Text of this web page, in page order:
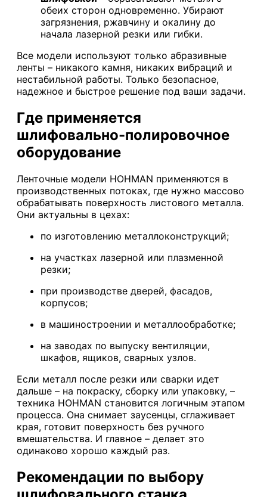
обеих сторон одновременно. Убирают
загрязнения, ржавчину и окалину до
начала лазерной резки или гибки.
Все модели используют только абразивные
ленты – никакого камня, никаких вибраций и
нестабильной работы. Только безопасное,
надежное и быстрое решение под ваши задачи.
Где применяется
шлифовально-полировочное
оборудование
Ленточные модели HOHMAN применяются в
производственных потоках, где нужно массово
обрабатывать поверхность листового металла.
Они актуальны в цехах:
по изготовлению металлоконструкций;
на участках лазерной или плазменной
резки;
при производстве дверей, фасадов,
корпусов;
в машиностроении и металлообработке;
на заводах по выпуску вентиляции,
шкафов, ящиков, сварных узлов.
Если металл после резки или сварки идет
дальше – на покраску, сборку или упаковку, –
техника HOHMAN становится логичным этапом
процесса. Она снимает заусенцы, сглаживает
края, готовит поверхность без ручного
вмешательства. И главное – делает это
одинаково хорошо каждый раз.
Рекомендации по выбору